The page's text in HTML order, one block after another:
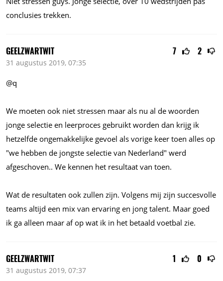
conclusies trekken.
7 2
GEELZWARTWIT
31 augustus 2019, 07:35
@q
We moeten ook niet stressen maar als nu al de woorden
jonge selectie en leerproces gebruikt worden dan krijg ik
hetzelfde ongemakkelijke gevoel als vorige keer toen alles op
"we hebben de jongste selectie van Nederland" werd
afgeschoven.. We kennen het resultaat van toen.
Wat de resultaten ook zullen zijn. Volgens mij zijn succesvolle
teams altijd een mix van ervaring en jong talent. Maar goed
ik ga alleen maar af op wat ik in het betaald voetbal zie.
1 0
GEELZWARTWIT
31 augustus 2019, 07:37